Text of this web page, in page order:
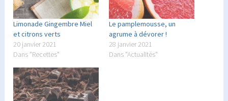
Limonade Gingembre Miel
et citrons verts
20 janvier 2021
Dans "Recettes"
Le pamplemousse, un
agrume à dévorer !
28 janvier 2021
Dans "Actualités"